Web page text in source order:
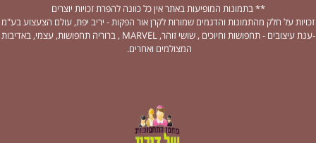
** בתמונות המופיעות באתר אין כל כוונה להפרת זכויות יוצרים
זכויות על חלק מהתמונות והדגמים שמורות לקרן אור הפקות - יריב יפת, עולם הצעצוע בע"מ
-ענת עיצובים - תחפושות וחיוכים , שושי זוהר, MARVEL , ברוריה תחפושות, עצמי, באדיבות
המצולמים ואחרים.